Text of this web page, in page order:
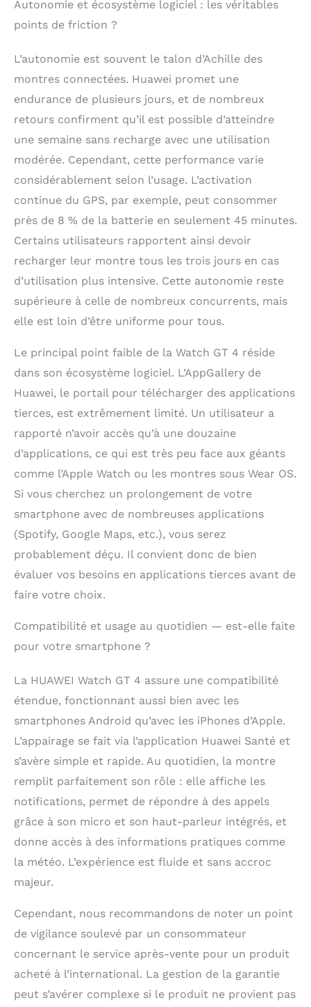
Autonomie et écosystème logiciel : les véritables
points de friction ?
L’autonomie est souvent le talon d’Achille des
montres connectées. Huawei promet une
endurance de plusieurs jours, et de nombreux
retours confirment qu’il est possible d’atteindre
une semaine sans recharge avec une utilisation
modérée. Cependant, cette performance varie
considérablement selon l’usage. L’activation
continue du GPS, par exemple, peut consommer
près de 8 % de la batterie en seulement 45 minutes.
Certains utilisateurs rapportent ainsi devoir
recharger leur montre tous les trois jours en cas
d’utilisation plus intensive. Cette autonomie reste
supérieure à celle de nombreux concurrents, mais
elle est loin d’être uniforme pour tous.
Le principal point faible de la Watch GT 4 réside
dans son écosystème logiciel. L’AppGallery de
Huawei, le portail pour télécharger des applications
tierces, est extrêmement limité. Un utilisateur a
rapporté n’avoir accès qu’à une douzaine
d’applications, ce qui est très peu face aux géants
comme l’Apple Watch ou les montres sous Wear OS.
Si vous cherchez un prolongement de votre
smartphone avec de nombreuses applications
(Spotify, Google Maps, etc.), vous serez
probablement déçu. Il convient donc de bien
évaluer vos besoins en applications tierces avant de
faire votre choix.
Compatibilité et usage au quotidien — est-elle faite
pour votre smartphone ?
La HUAWEI Watch GT 4 assure une compatibilité
étendue, fonctionnant aussi bien avec les
smartphones Android qu’avec les iPhones d’Apple.
L’appairage se fait via l’application Huawei Santé et
s’avère simple et rapide. Au quotidien, la montre
remplit parfaitement son rôle : elle affiche les
notifications, permet de répondre à des appels
grâce à son micro et son haut-parleur intégrés, et
donne accès à des informations pratiques comme
la météo. L’expérience est fluide et sans accroc
majeur.
Cependant, nous recommandons de noter un point
de vigilance soulevé par un consommateur
concernant le service après-vente pour un produit
acheté à l’international. La gestion de la garantie
peut s’avérer complexe si le produit ne provient pas